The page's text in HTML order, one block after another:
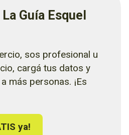
Guía Esquel
sos profesional u
cargá tus datos y
más personas. ¡Es
ya!